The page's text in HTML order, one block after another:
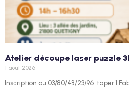
Atelier découpe laser puzzle
1 août 2026
Inscription au 03/80/48/23/96 taper 1